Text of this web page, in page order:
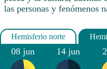
las personas y fenómenos
08 jun 14 jun